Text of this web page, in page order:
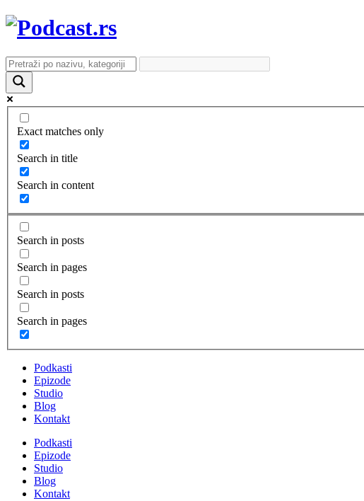
Exact matches only
Search in title
Search in content
Search in posts
Search in pages
Search in posts
Search in pages
Podkasti
Epizode
Studio
Blog
Kontakt
Podkasti
Epizode
Studio
Blog
Kontakt